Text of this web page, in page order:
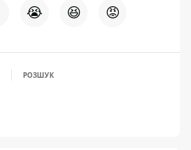
😭 😆 😡
РОЗШУК